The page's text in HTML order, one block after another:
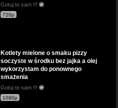
Gotuj to sam !!!
720p
Kotlety mielone o smaku pizzy
soczyste w środku bez jajka a olej
wykorzystam do ponownego
smażenia
Gotuj to sam !!!
1080p